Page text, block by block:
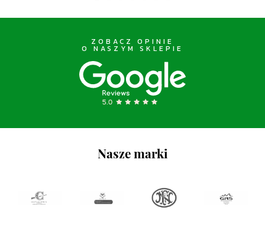
ZOBACZ OPINIE
O NASZYM SKLEPIE
Nasze marki